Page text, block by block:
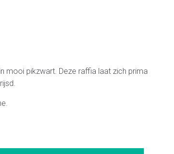
mooi pikzwart. Deze raffia laat zich prima